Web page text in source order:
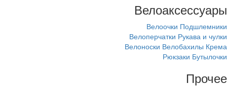
Велоаксессуары
Велоочки Подшлемники
Велоперчатки Рукава и чулки
Велоноски Велобахилы Крема
Рюкзаки Бутылочки
Прочее